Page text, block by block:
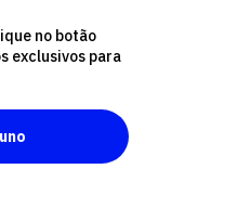
no botão
exclusivos para